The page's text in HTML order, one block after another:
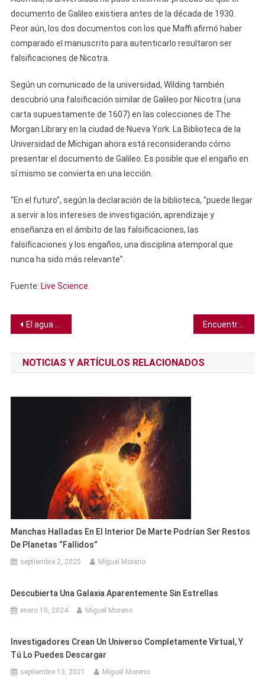
documento de Galileo existiera antes de la década de 1930.
Peor aún, los dos documentos con los que Maffi afirmó haber
comparado el manuscrito para autenticarlo resultaron ser
falsificaciones de Nicotra.
Según un comunicado de la universidad, Wilding también
descubrió una falsificación similar de Galileo por Nicotra (una
carta supuestamente de 1607) en las colecciones de The
Morgan Library en la ciudad de Nueva York. La Biblioteca de la
Universidad de Michigan ahora está reconsiderando cómo
presentar el documento de Galileo. Es posible que el engaño en
sí mismo se convierta en una lección.
“En el futuro”, según la declaración de la biblioteca, “puede llegar
a servir a los intereses de investigación, aprendizaje y
enseñanza en el ámbito de las falsificaciones, las
falsificaciones y los engaños, una disciplina atemporal que
nunca ha sido más relevante”.
Fuente: Live Science
Navegación
de
entradas
El agua se puede separar en dos líquidos diferentes, y estamos cerca de saber por qué
NOTICIAS Y ARTÍCULOS RELACIONADOS
Manchas Halladas En El Interior De Marte Podrían Ser Restos
De Planetas “fallidos”
septiembre 2, 2025 Miguel Moreno
Descubierta Una Galaxia Aparentemente Sin Estrellas
enero 10, 2024 Miguel Moreno
Investigadores Crean Un Universo Completamente Virtual, Y
Tú Lo Puedes Descargar
septiembre 13, 2021 Miguel Moreno